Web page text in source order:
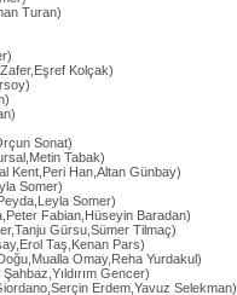
Turan)
Kolçak)
Sonat)
Tabak)
Kent,Peri Han,Altan Günbay)
Somer)
Somer)
Fabian,Hüseyin Baradan)
Gürsu,Sümer Tilmaç)
Taş,Kenan Pars)
Omay,Reha Yurdakul)
Gencer)
Erdem,Yavuz Selekman)